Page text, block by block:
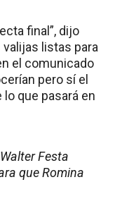
final”, dijo
listas para
el comunicado
pero sí el
que pasará en
Festa
que Romina